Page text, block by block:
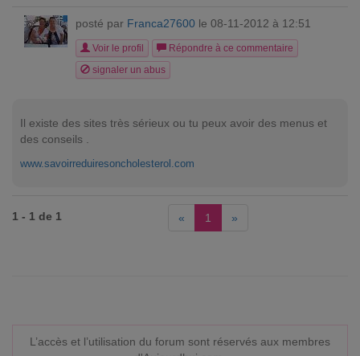
posté par Franca27600 le 08-11-2012 à 12:51
Voir le profil
Répondre à ce commentaire
signaler un abus
Il existe des sites très sérieux ou tu peux avoir des menus et
des conseils .
www.savoirreduiresoncholesterol.com
1 - 1 de 1 « 1 »
L’accès et l’utilisation du forum sont réservés aux membres